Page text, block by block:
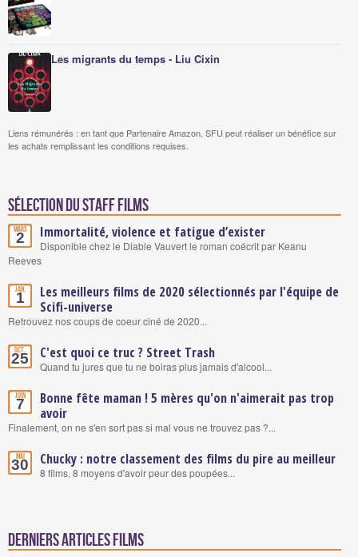
Les migrants du temps - Liu Cixin
Liens rémunérés : en tant que Partenaire Amazon, SFU peut réaliser un bénéfice sur
les achats remplissant les conditions requises.
Sélection du staff Films
Mars
2 Immortalité, violence et fatigue d’exister
Disponible chez le Diable Vauvert le roman coécrit par Keanu
Reeves
Jan.
1
Les meilleurs films de 2020 sélectionnés par l'équipe de
Scifi-universe
Retrouvez nos coups de coeur ciné de 2020...
Oct.
25 C'est quoi ce truc ? Street Trash
Quand tu jures que tu ne boiras plus jamais d'alcool...
Juin
7
Bonne fête maman ! 5 mères qu'on n'aimerait pas trop
avoir
Finalement, on ne s'en sort pas si mal vous ne trouvez pas ?...
Mai
30 Chucky : notre classement des films du pire au meilleur
8 films, 8 moyens d'avoir peur des poupées...
Derniers articles Films